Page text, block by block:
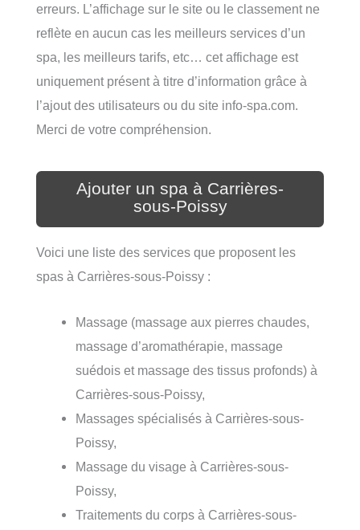
erreurs. L’affichage sur le site ou le classement ne
reflète en aucun cas les meilleurs services d’un
spa, les meilleurs tarifs, etc… cet affichage est
uniquement présent à titre d’information grâce à
l’ajout des utilisateurs ou du site info-spa.com.
Merci de votre compréhension.
Ajouter un spa à Carrières-
sous-Poissy
Voici une liste des services que proposent les
spas à Carrières-sous-Poissy :
Massage (massage aux pierres chaudes,
massage d’aromathérapie, massage
suédois et massage des tissus profonds) à
Carrières-sous-Poissy,
Massages spécialisés à Carrières-sous-
Poissy,
Massage du visage à Carrières-sous-
Poissy,
Traitements du corps à Carrières-sous-